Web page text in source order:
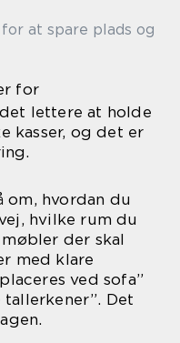
at spare plads og
for
lettere at holde
kasser, og det er
om, hvordan du
hvilke rum du
der skal
med klare
ved sofa”
Det